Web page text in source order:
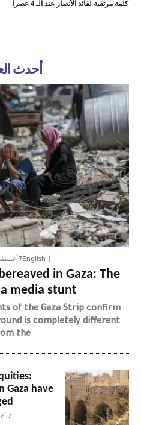
كلمة مرتقبة لقائد الأنصار عند الـ 4 عصراً
أحدث
English7 أغسطس، 2026
in Gaza: The
media stunt
of the Gaza Strip confirm
is completely different
the...
Gaza have
7 أغسطس، 2026